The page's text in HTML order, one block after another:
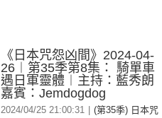
《日本咒怨凶間》2024-04-
26︱第35季第8集： 騎單車
遇日軍靈體︱主持：藍秀朗
嘉賓：Jemdogdog
2024/04/25 21:00:31
(第35季) 日本咒